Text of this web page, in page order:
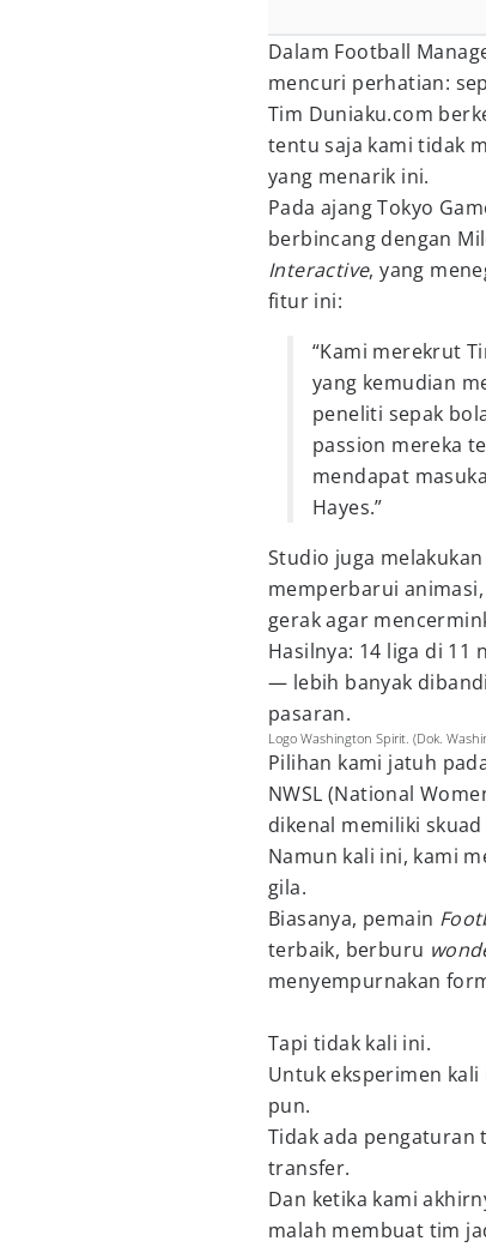
Dalam Football
mencuri perhatian:
Tim Duniaku.com
tentu saja kami tidak
yang menarik ini.
Pada ajang Tokyo
berbincang dengan
Interactive, yang
fitur ini:
“Kami merekrut
yang kemudian
peneliti sepak
passion mereka
mendapat
Hayes.”
Studio juga
memperbarui
gerak agar
Hasilnya: 14 liga di 11
— lebih banyak
pasaran.
Logo Washington Spirit. (Dok.
Pilihan kami jatuh
NWSL (National
dikenal memiliki
Namun kali ini, kami
gila.
Biasanya, pemain
terbaik, berburu
menyempurnakan
Tapi tidak kali ini.
Untuk eksperimen
pun.
Tidak ada pengaturan
transfer.
Dan ketika kami
malah membuat tim